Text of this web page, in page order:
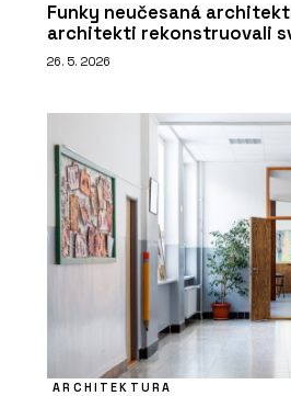
Funky neučesaná
architekti rekonstruovali
26. 5. 2026
ARCHITEKTURA